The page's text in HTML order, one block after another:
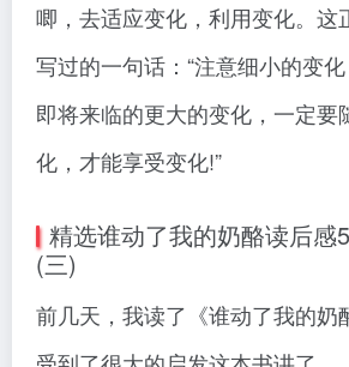
唧，去适应变化，利用变化。这
写过的一句话：“注意细小的变
即将来临的更大的变化，一定要
化，才能享受变化!”
精选谁动了我的奶酪读后感
(三)
前几天，我读了《谁动了我的奶